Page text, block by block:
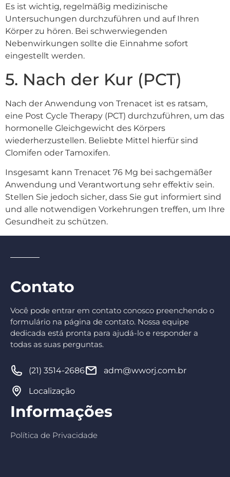
Es ist wichtig, regelmäßig medizinische
Untersuchungen durchzuführen und auf Ihren
Körper zu hören. Bei schwerwiegenden
Nebenwirkungen sollte die Einnahme sofort
eingestellt werden.
5. Nach der Kur (PCT)
Nach der Anwendung von Trenacet ist es ratsam,
eine Post Cycle Therapy (PCT) durchzuführen, um das
hormonelle Gleichgewicht des Körpers
wiederherzustellen. Beliebte Mittel hierfür sind
Clomifen oder Tamoxifen.
Insgesamt kann Trenacet 76 Mg bei sachgemäßer
Anwendung und Verantwortung sehr effektiv sein.
Stellen Sie jedoch sicher, dass Sie gut informiert sind
und alle notwendigen Vorkehrungen treffen, um Ihre
Gesundheit zu schützen.
Contato
Você pode entrar em contato conosco preenchendo o
formulário na página de contato. Nossa equipe
dedicada está pronta para ajudá-lo e responder a
todas as suas perguntas.
(21) 3514-2686 adm@wworj.com.br
Localização
Informações
Política de Privacidade